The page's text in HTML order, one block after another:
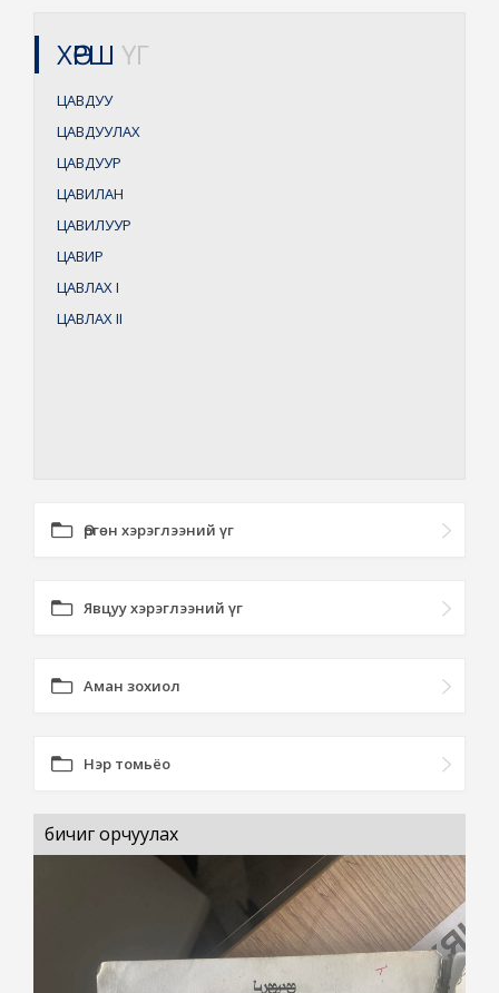
ХӨРШ ҮГ
ЦАВДУУ
ЦАВДУУЛАХ
ЦАВДУУР
ЦАВИЛАН
ЦАВИЛУУР
ЦАВИР
ЦАВЛАХI
ЦАВЛАХII
Өргөн хэрэглээний үг
Явцуу хэрэглээний үг
Аман зохиол
Нэр томьёо
бичиг орчуулах